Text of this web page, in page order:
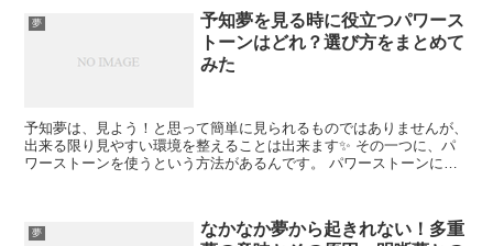
夢
予知夢を見る時に役立つパワース
トーンはどれ？選び方をまとめて
みた
予知夢は、見よう！と思って簡単に見られるものではありませんが、
出来る限り見やすい環境を整えることは出来ます✨ その一つに、パ
ワーストーンを使うという方法があるんです。 パワーストーンにも
夢
なかなか夢から起きれない！多重